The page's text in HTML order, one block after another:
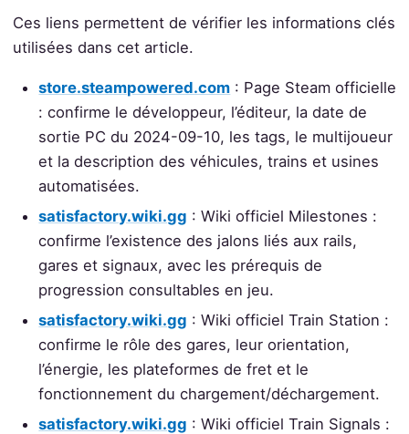
Ces liens permettent de vérifier les informations clés
utilisées dans cet article.
store.steampowered.com : Page Steam officielle
: confirme le développeur, l’éditeur, la date de
sortie PC du 2024-09-10, les tags, le multijoueur
et la description des véhicules, trains et usines
automatisées.
satisfactory.wiki.gg : Wiki officiel Milestones :
confirme l’existence des jalons liés aux rails,
gares et signaux, avec les prérequis de
progression consultables en jeu.
satisfactory.wiki.gg : Wiki officiel Train Station :
confirme le rôle des gares, leur orientation,
l’énergie, les plateformes de fret et le
fonctionnement du chargement/déchargement.
satisfactory.wiki.gg : Wiki officiel Train Signals :